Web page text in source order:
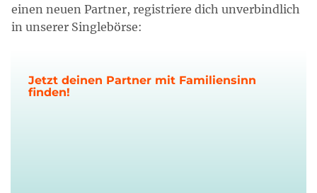
einen neuen Partner, registriere dich unverbindlich
in unserer Singlebörse:
Jetzt deinen Partner mit Familiensinn
finden!